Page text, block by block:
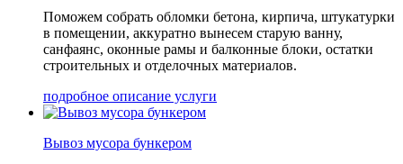
Поможем собрать обломки бетона, кирпича, штукатурки
в помещении, аккуратно вынесем старую ванну,
санфаянс, оконные рамы и балконные блоки, остатки
строительных и отделочных материалов.
подробное описание услуги
Вывоз мусора бункером